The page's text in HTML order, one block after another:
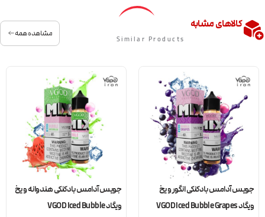
کالاهای مشابه
Similar Products
مشاهده همه
جویس آدامس بادکنکی انگور و یخ
ویگاد VGOD Iced Bubble Grapes
جویس آدامس بادکنکی هندوانه و یخ
ویگاد VGOD Iced Bubble